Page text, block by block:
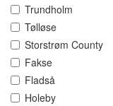
Trundholm
Tølløse
Storstrøm County
Fakse
Fladså
Holeby